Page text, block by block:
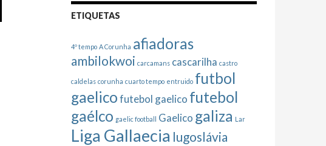
ETIQUETAS
4º tempo A Corunha afiadoras
ambilokwoi carcamans cascarilha castro
caldelas corunha cuarto tempo entruido futbol
gaelicofutebol gaelico futebol
gaélco gaelic football Gaelico galiza Lar
Liga Gallaecia lugoslávia